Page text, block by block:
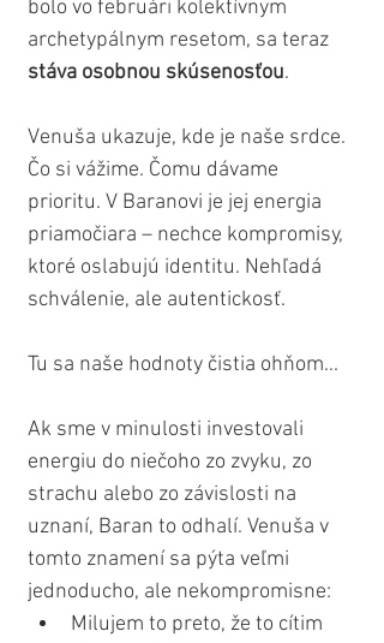
bolo vo februári kolektívnym
archetypálnym resetom, sa teraz
stáva osobnou skúsenosťou.
Venuša ukazuje, kde je naše srdce.
Čo si vážime. Čomu dávame
prioritu. V Baranovi je jej energia
priamočiara – nechce kompromisy,
ktoré oslabujú identitu. Nehľadá
schválenie, ale autentickosť.
Tu sa naše hodnoty čistia ohňom...
Ak sme v minulosti investovali
energiu do niečoho zo zvyku, zo
strachu alebo zo závislosti na
uznaní, Baran to odhalí. Venuša v
tomto znamení sa pýta veľmi
jednoducho, ale nekompromisne:
Milujem to preto, že to cítim